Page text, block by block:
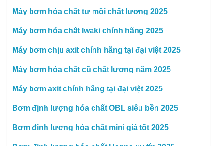
Máy bơm hóa chất tự mồi chất lượng 2025
Máy bơm hóa chất Iwaki chính hãng 2025
Máy bơm chịu axit chính hãng tại đại việt 2025
Máy bơm hóa chất cũ chất lượng năm 2025
Máy bơm axit chính hãng tại đại việt 2025
Bơm định lượng hóa chất OBL siêu bền 2025
Bơm định lượng hóa chất mini giá tốt 2025